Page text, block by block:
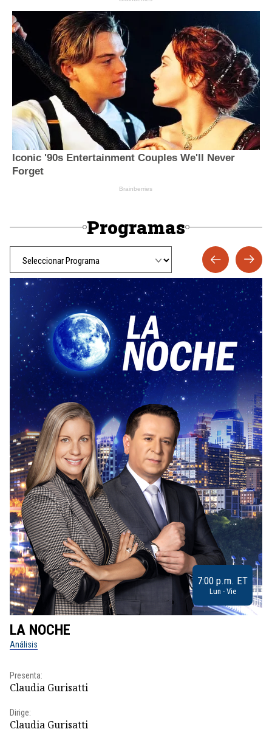
Programas
7:00 p.m. ET
Lun - Vie
LA NOCHE
Análisis
Presenta:
Claudia Gurisatti
Dirige:
Claudia Gurisatti